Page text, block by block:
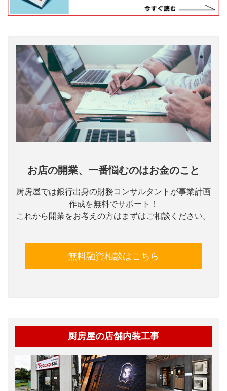
お店の開業、一番悩むのはお金のこと
厨房屋では銀行出身の財務コンサルタントが事業計画
作成を無料でサポート！
これから開業をお考えの方はまずはご相談ください。
無料融資相談はこちら
厨房屋の店舗内装工事